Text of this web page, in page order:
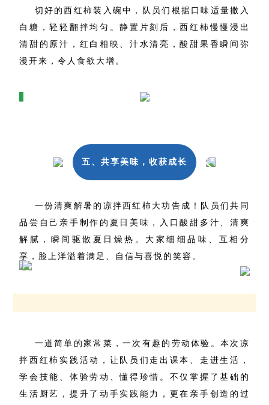
切好的西红柿装入碗中，队员们根据口味适量撒入
白糖，轻轻翻拌均匀。静置片刻后，西红柿慢慢浸出
清甜的原汁，红白相映、汁水清亮，酸甜果香瞬间弥
漫开来，令人食欲大增。
五、共享美味，收获成长
一份清爽解暑的凉拌西红柿大功告成！队员们共同
品尝自己亲手制作的夏日美味，入口酸甜多汁、清爽
解腻，瞬间驱散夏日燥热。大家细细品味、互相分
享，脸上洋溢着满足、自信与喜悦的笑容。
一道简单的家常菜，一次有趣的劳动体验。本次凉
拌西红柿实践活动，让队员们走出课本、走进生活，
学会技能、体验劳动、懂得珍惜。不仅掌握了基础的
生活厨艺，提升了动手实践能力，更在亲手创造的过